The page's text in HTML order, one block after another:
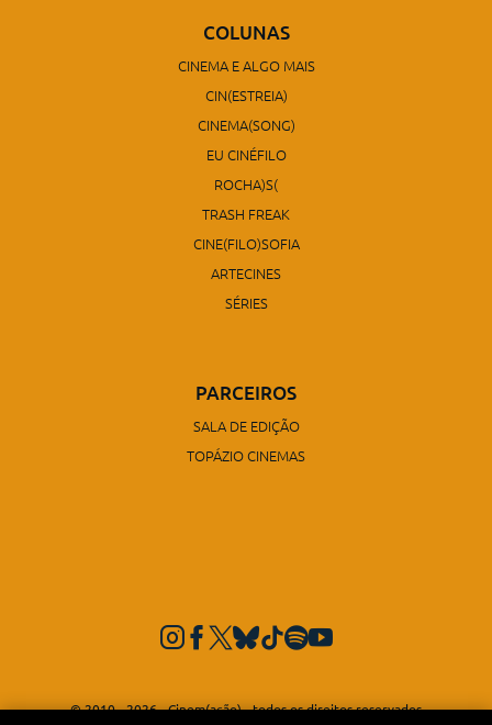
COLUNAS
CINEMA E ALGO MAIS
CIN(ESTREIA)
CINEMA(SONG)
EU CINÉFILO
ROCHA)S(
TRASH FREAK
CINE(FILO)SOFIA
ARTECINES
SÉRIES
PARCEIROS
SALA DE EDIÇÃO
TOPÁZIO CINEMAS
© 2010 - 2026 - Cinem(ação) - todos os direitos reservados